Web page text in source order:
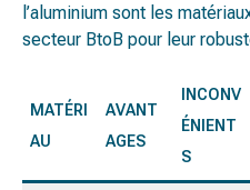
l’aluminium sont les
secteur BtoB pour leur
MATÉRI
AU
AVANT
AGES
INCONV
ÉNIENT
S